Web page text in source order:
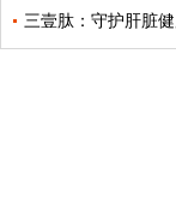
三壹肽：守护肝脏